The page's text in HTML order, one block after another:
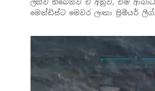
ලක්ව තිබෙනව ඒ අනුව, එම
මෙන්ඩිස්ට මෙවර ලංකා ප්‍රිමියර්